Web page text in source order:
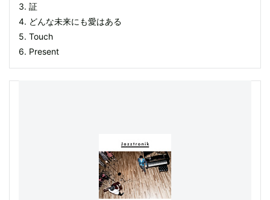
3. 証
4. どんな未来にも愛はある
5. Touch
6. Present